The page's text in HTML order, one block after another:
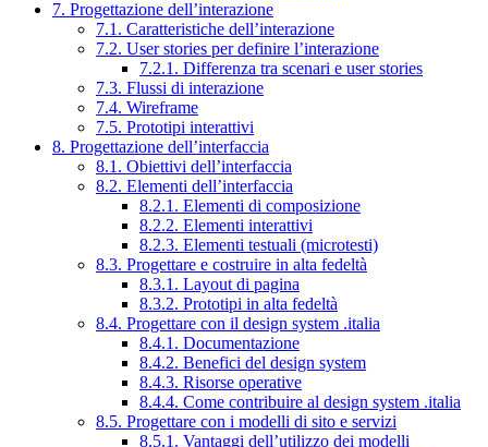
7. Progettazione dell’interazione
7.1. Caratteristiche dell’interazione
7.2. User stories per definire l’interazione
7.2.1. Differenza tra scenari e user stories
7.3. Flussi di interazione
7.4. Wireframe
7.5. Prototipi interattivi
8. Progettazione dell’interfaccia
8.1. Obiettivi dell’interfaccia
8.2. Elementi dell’interfaccia
8.2.1. Elementi di composizione
8.2.2. Elementi interattivi
8.2.3. Elementi testuali (microtesti)
8.3. Progettare e costruire in alta fedeltà
8.3.1. Layout di pagina
8.3.2. Prototipi in alta fedeltà
8.4. Progettare con il design system .italia
8.4.1. Documentazione
8.4.2. Benefici del design system
8.4.3. Risorse operative
8.4.4. Come contribuire al design system .italia
8.5. Progettare con i modelli di sito e servizi
8.5.1. Vantaggi dell’utilizzo dei modelli